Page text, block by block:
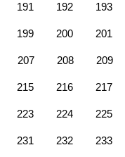
191 192 193
199 200 201
207 208 209
215 216 217
223 224 225
231 232 233